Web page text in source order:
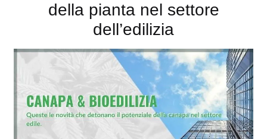
della pianta nel settore
dell’edilizia